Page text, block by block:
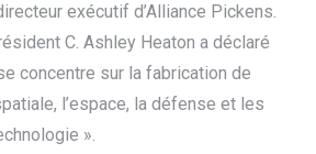
exécutif d’Alliance Pickens.
C. Ashley Heaton a déclaré
concentre sur la fabrication de
l’espace, la défense et les
».